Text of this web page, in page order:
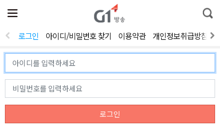
전
체
뉴
열
통
합
색
로그인 아이디/비밀번호 찾기 이용약관 개인정보취급방침
로그인